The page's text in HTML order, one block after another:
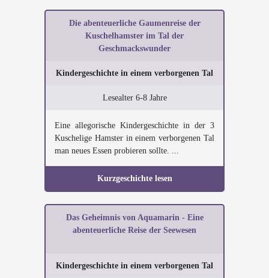
Die abenteuerliche Gaumenreise der
Kuschelhamster im Tal der
Geschmackswunder
Kindergeschichte in einem verborgenen Tal
Lesealter 6-8 Jahre
Eine allegorische Kindergeschichte in der 3
Kuschelige Hamster in einem verborgenen Tal
man neues Essen probieren sollte. ...
Kurzgeschichte lesen
Das Geheimnis von Aquamarin - Eine
abenteuerliche Reise der Seewesen
Kindergeschichte in einem verborgenen Tal